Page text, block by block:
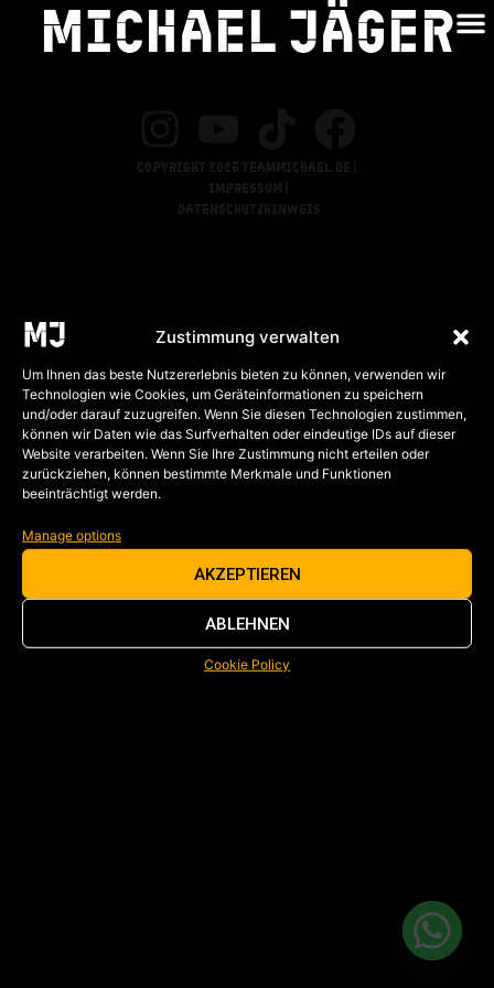
Zustimmung verwalten
Um Ihnen das beste Nutzererlebnis bieten zu können, verwenden wir
Technologien wie Cookies, um Geräteinformationen zu speichern
und/oder darauf zuzugreifen. Wenn Sie diesen Technologien zustimmen,
können wir Daten wie das Surfverhalten oder eindeutige IDs auf dieser
Website verarbeiten. Wenn Sie Ihre Zustimmung nicht erteilen oder
zurückziehen, können bestimmte Merkmale und Funktionen
beeinträchtigt werden.
Manage options
AKZEPTIEREN
ABLEHNEN
Cookie Policy
Michael jäger
TÜBINGEN
Copyright 2026 teammichael.de |
Impressum |
Datenschutzhinweis